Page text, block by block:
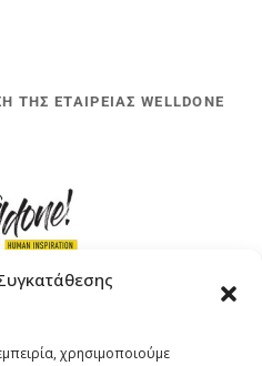
χρησιμοποιούμε
ΕΤΑΙΡΕΙΑΣ WELLDONE